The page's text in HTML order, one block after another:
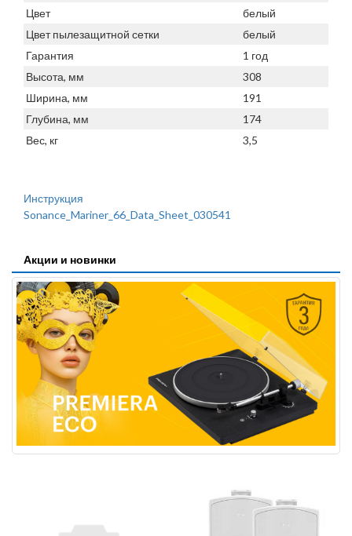
Цвет
белый
Цвет пылезащитной сетки
белый
Гарантия
1 год
Высота, мм
308
Ширина, мм
191
Глубина, мм
174
Вес, кг
3,5
Инструкция
Sonance_Mariner_66_Data_Sheet_030541
Акции и новинки